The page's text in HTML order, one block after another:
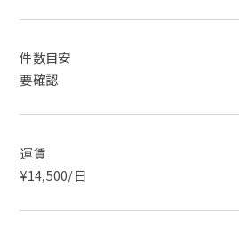
件数目安
要確認
運賃
¥14,500/日